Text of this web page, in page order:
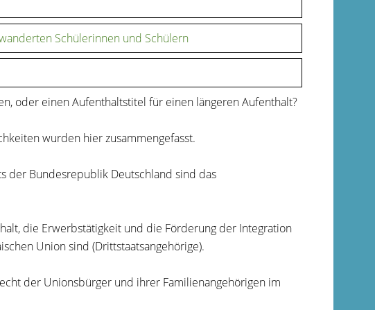
Schülerinnen und Schülern
oder einen Aufenthaltstitel für einen längeren Aufenthalt?
wurden hier zusammengefasst.
der Bundesrepublik Deutschland sind das
die Erwerbstätigkeit und die Förderung der Integration
Union sind (Drittstaatsangehörige).
der Unionsbürger und ihrer Familienangehörigen im